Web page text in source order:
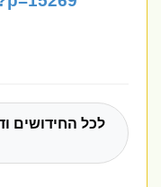
לכל החידושים